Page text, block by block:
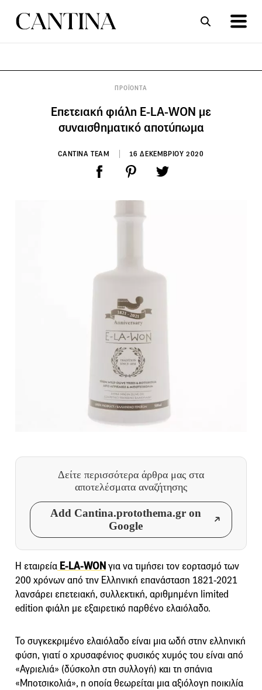
ΠΡΟΪΟΝΤΑ
Επετειακή φιάλη E-LA-WON με
συναισθηματικό αποτύπωμα
CANTINA TEAM 16 ΔΕΚΕΜΒΡΙΟΥ 2020
Δείτε περισσότερα άρθρα μας στα
αποτελέσματα αναζήτησης
Add Cantina.protothema.gr on
Google
Η εταιρεία E-LA-WONγια να τιμήσει τον εορτασμό των
200 χρόνων από την Ελληνική επανάσταση 1821-2021
λανσάρει επετειακή, συλλεκτική, αριθμημένη limited
edition φιάλη με εξαιρετικό παρθένο ελαιόλαδο.
Το συγκεκριμένο ελαιόλαδο είναι μια ωδή στην ελληνική
φύση, γιατί ο χρυσαφένιος φυσικός χυμός του είναι από
«Αγριελιά» (δύσκολη στη συλλογή) και τη σπάνια
«Μποτσικολιά», η οποία θεωρείται μια αξιόλογη ποικιλία